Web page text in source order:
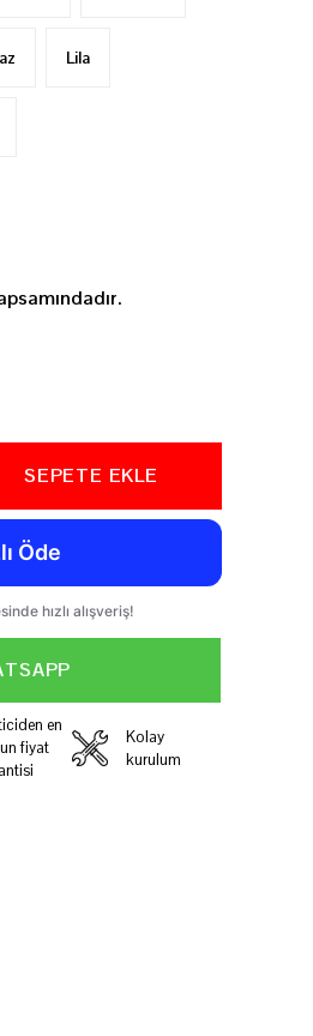
Lila
SEPETE EKLE
en
fiyat
Kolay
kurulum